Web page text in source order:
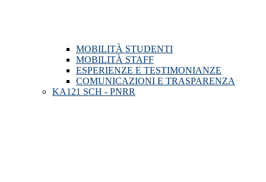
MOBILITÀ STUDENTI
MOBILITÀ STAFF
ESPERIENZE E TESTIMONIANZE
COMUNICAZIONI E TRASPARENZA
KA121 SCH - PNRR